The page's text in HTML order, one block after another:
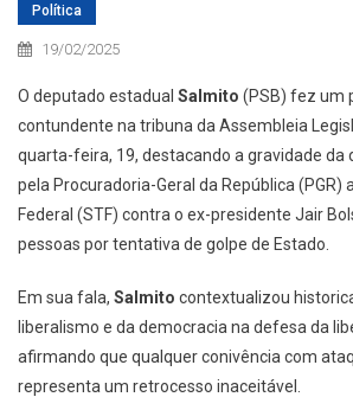
Política
19/02/2025
O deputado estadual Salmito (PSB) fez um
contundente na tribuna da Assembleia
quarta-feira, 19, destacando a gravidade da
pela Procuradoria-Geral da República (PGR)
Federal (STF) contra o ex-presidente Jair
pessoas por tentativa de golpe de Estado.
Em sua fala, Salmito contextualizou
liberalismo e da democracia na defesa da
afirmando que qualquer conivência com
representa um retrocesso inaceitável.